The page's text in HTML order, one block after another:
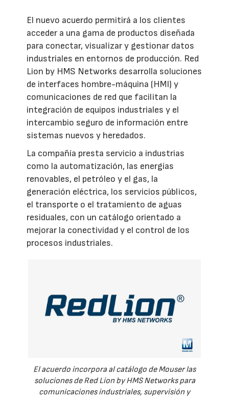
El nuevo acuerdo permitirá a los clientes
acceder a una gama de productos diseñada
para conectar, visualizar y gestionar datos
industriales en entornos de producción. Red
Lion by HMS Networks desarrolla soluciones
de interfaces hombre-máquina (HMI) y
comunicaciones de red que facilitan la
integración de equipos industriales y el
intercambio seguro de información entre
sistemas nuevos y heredados.
La compañía presta servicio a industrias
como la automatización, las energías
renovables, el petróleo y el gas, la
generación eléctrica, los servicios públicos,
el transporte o el tratamiento de aguas
residuales, con un catálogo orientado a
mejorar la conectividad y el control de los
procesos industriales.
El acuerdo incorpora al catálogo de Mouser las
soluciones de Red Lion by HMS Networks para
comunicaciones industriales, supervisión y